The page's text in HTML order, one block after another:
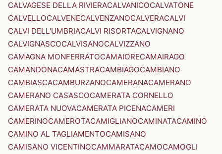
CALVAGESE DELLA RIVIERACALVANICOCALVATONE
CALVELLOCALVENECALVENZANOCALVERACALVI
CALVI DELL'UMBRIACALVI RISORTACALVIGNANO
CALVIGNASCOCALVISANOCALVIZZANO
CAMAGNA MONFERRATOCAMAIORECAMAIRAGO
CAMANDONACAMASTRACAMBIAGOCAMBIANO
CAMBIASCACAMBURZANOCAMERANACAMERANO
CAMERANO CASASCOCAMERATA CORNELLO
CAMERATA NUOVACAMERATA PICENACAMERI
CAMERINOCAMEROTACAMIGLIANOCAMINATACAMINO
CAMINO AL TAGLIAMENTOCAMISANO
CAMISANO VICENTINOCAMMARATACAMOCAMOGLI